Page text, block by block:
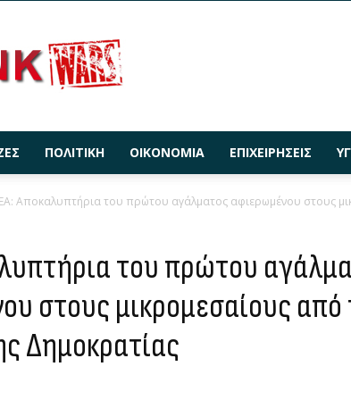
ΠΟΛΙΤΙΚΉ ΟΙΚΟΝΟΜΊΑ ΕΠΙΧΕΙΡΉΣΕΙΣ
Αποκαλυπτήρια του πρώτου αγάλματος αφιερωμένου στους
του πρώτου
στους μικρομεσαίους από
Δημοκρατίας